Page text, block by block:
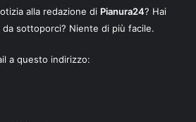
alla redazione di Pianura24? Hai
sottoporci? Niente di più facile.
a questo indirizzo: